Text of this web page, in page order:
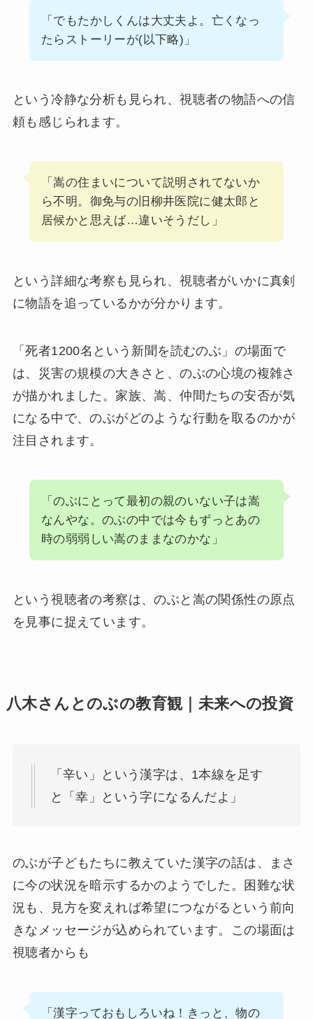
「でもたかしくんは大丈夫よ。亡くなっ
たらストーリーが(以下略)」
という冷静な分析も見られ、視聴者の物語への信
頼も感じられます。
「嵩の住まいについて説明されてないか
ら不明。御免与の旧柳井医院に健太郎と
居候かと思えば…違いそうだし」
という詳細な考察も見られ、視聴者がいかに真剣
に物語を追っているかが分かります。
「死者1200名という新聞を読むのぶ」の場面で
は、災害の規模の大きさと、のぶの心境の複雑さ
が描かれました。家族、嵩、仲間たちの安否が気
になる中で、のぶがどのような行動を取るのかが
注目されます。
「のぶにとって最初の親のいない子は嵩
なんやな。のぶの中では今もずっとあの
時の弱弱しい嵩のままなのかな」
という視聴者の考察は、のぶと嵩の関係性の原点
を見事に捉えています。
八木さんとのぶの教育観｜未来への投資
「辛い」という漢字は、1本線を足す
と「幸」という字になるんだよ」
のぶが子どもたちに教えていた漢字の話は、まさ
に今の状況を暗示するかのようでした。困難な状
況も、見方を変えれば希望につながるという前向
きなメッセージが込められています。この場面は
視聴者からも
「漢字っておもしろいね！きっと、物の